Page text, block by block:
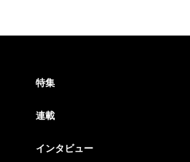
特集
連載
インタビュー